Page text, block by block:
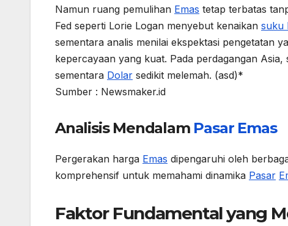
Namun ruang pemulihan Emas tetap terbatas
Fed seperti Lorie Logan menyebut kenaikan suku
sementara analis menilai ekspektasi pengetatan
kepercayaan yang kuat. Pada perdagangan Asia,
sementara Dolar sedikit melemah. (asd)*
Sumber : Newsmaker.id
Analisis Mendalam Pasar Emas
Pergerakan harga Emas dipengaruhi oleh
komprehensif untuk memahami dinamika Pasar
Faktor Fundamental yang